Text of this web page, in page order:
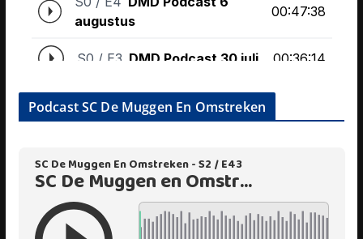
Podcast SC De Muggen En Omstreken